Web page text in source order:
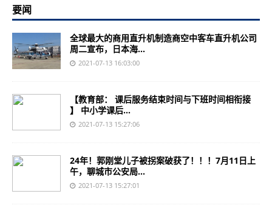
要闻
全球最大的商用直升机制造商空中客车直升机公司
周二宣布，日本海...
2021-07-13 16:03:00
【教育部： 课后服务结束时间与下班时间相衔接
】 中小学课后...
2021-07-13 15:27:06
24年！郭刚堂儿子被拐案破获了！！！7月11日上
午，聊城市公安局...
2021-07-13 15:27:01